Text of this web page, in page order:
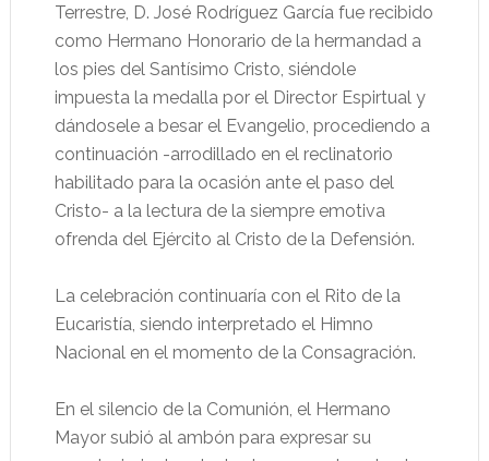
Terrestre, D. José Rodríguez García fue recibido
como Hermano Honorario de la hermandad a
los pies del Santísimo Cristo, siéndole
impuesta la medalla por el Director Espirtual y
dándosele a besar el Evangelio, procediendo a
continuación -arrodillado en el reclinatorio
habilitado para la ocasión ante el paso del
Cristo- a la lectura de la siempre emotiva
ofrenda del Ejército al Cristo de la Defensión.
La celebración continuaría con el Rito de la
Eucaristía, siendo interpretado el Himno
Nacional en el momento de la Consagración.
En el silencio de la Comunión, el Hermano
Mayor subió al ambón para expresar su